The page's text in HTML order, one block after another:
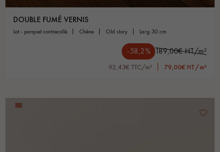
DOUBLE FUMÉ VERNIS
lot - parquet contrecollé chêne old story larg 30 cm
-58,2% 189,00€ HT/m²
92,43€ TTC/m² 79,00€ HT/m²